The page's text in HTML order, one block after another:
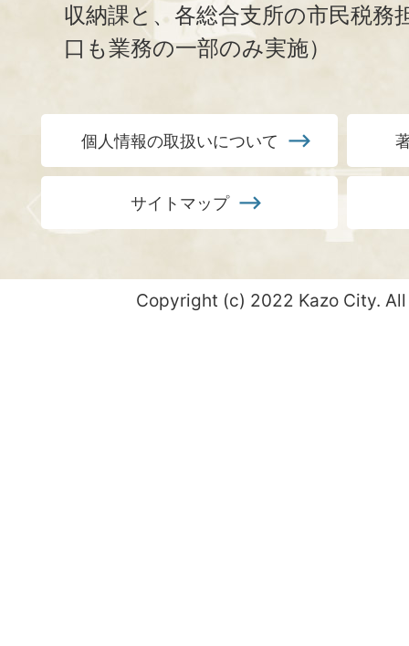
収納課と、 各総合支所の市民税務
口も業務の一部のみ実施）
個人情報の取扱いについて
サイトマップ
Copyright (c) 2022 Kazo City.